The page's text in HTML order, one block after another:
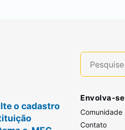
o cadastro
Envolva-se
Comunidade
Contato